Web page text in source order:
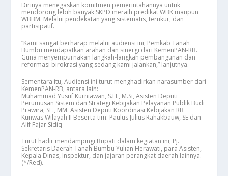
Dirinya menegaskan komitmen pemerintahannya untuk
mendorong lebih banyak SKPD meraih predikat WBK maupun
WBBM. Melalui pendekatan yang sistematis, terukur, dan
partisipatif.
“Kami sangat berharap melalui audiensi ini, Pemkab Tanah
Bumbu mendapatkan arahan dan sinergi dari KemenPAN-RB.
Guna menyempurnakan langkah-langkah pembangunan dan
reformasi birokrasi yang sedang kami jalankan,” lanjutnya.
Sementara itu, Audiensi ini turut menghadirkan narasumber dari
KemenPAN-RB, antara lain:
Muhammad Yusuf Kurniawan, S.H., M.Si, Asisten Deputi
Perumusan Sistem dan Strategi Kebijakan Pelayanan Publik Budi
Prawira, SE., MM. Asisten Deputi Koordinasi Kebijakan RB
Kunwas Wilayah II Beserta tim: Paulus Julius Rahakbauw, SE dan
Alif Fajar Sidiq
Turut hadir mendampingi Bupati dalam kegiatan ini, Pj.
Sekretaris Daerah Tanah Bumbu Yulian Herawati, para Asisten,
Kepala Dinas, Inspektur, dan jajaran perangkat daerah lainnya.
(*/Red).